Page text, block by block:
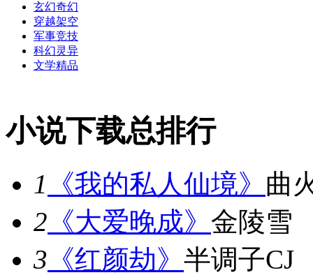
玄幻奇幻
穿越架空
军事竞技
科幻灵异
文学精品
小说下载总排行
1 《我的私人仙境》 曲
2 《大爱晚成》 金陵雪
3 《红颜劫》 半调子CJ